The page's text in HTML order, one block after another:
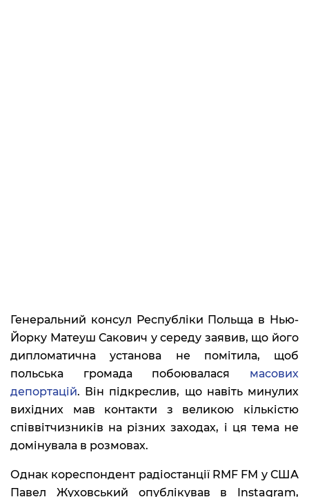
Генеральний консул Республіки Польща в Нью-
Йорку Матеуш Сакович у середу заявив, що його
дипломатична установа не помітила, щоб
польська громада побоювалася масових
депортацій. Він підкреслив, що навіть минулих
вихідних мав контакти з великою кількістю
співвітчизників на різних заходах, і ця тема не
домінувала в розмовах.
Однак кореспондент радіостанції RMF FM у США
Павел Жуховський опублікував в Instagram,